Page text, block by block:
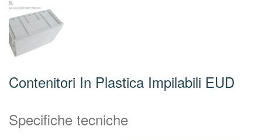
Contenitori In Plastica Impilabili EUD
Specifiche tecniche